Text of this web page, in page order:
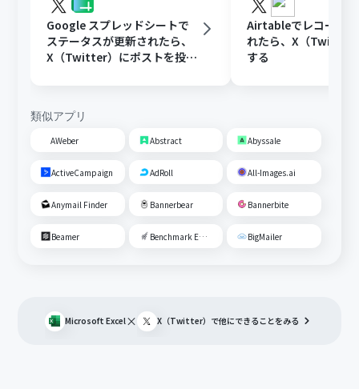
Google スプレッドシートで
ステータスが更新されたら、
X（Twitter）にポストを投稿
Airtableでレコード
れたら、X（Twitter
する
類似アプリ
AWeber Abstract Abyssale
ActiveCampaign AdRoll All-Images.ai
Anymail Finder Bannerbear Bannerbite
Beamer Benchmark Email BigMailer
Microsoft Excel× X（Twitter） で他にできることをみる